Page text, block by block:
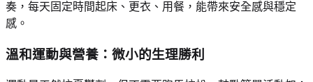
奏，每天固定時間起床、更衣、用餐，能帶來安全感與穩定
感。
溫和運動與營養：微小的生理勝利